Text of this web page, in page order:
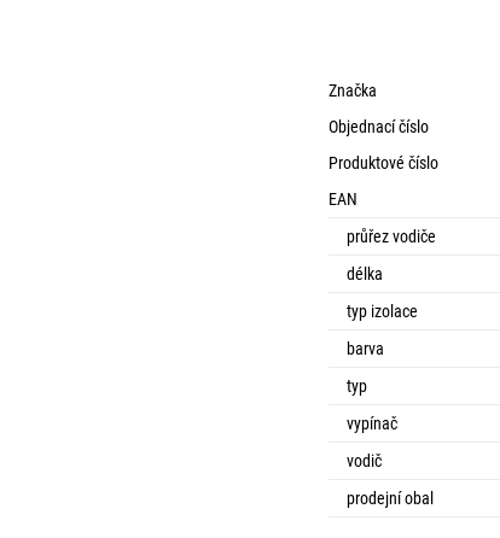
Značka
Objednací číslo
Produktové číslo
EAN
průřez vodiče
délka
typ izolace
barva
typ
vypínač
vodič
prodejní obal